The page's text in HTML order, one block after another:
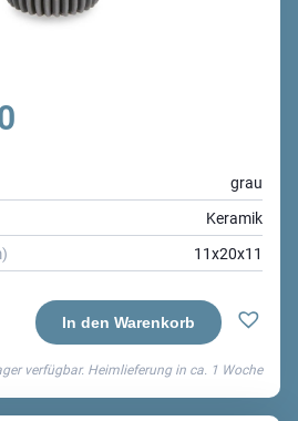
grau
Keramik
11x20x11
In den Warenkorb
verfügbar. Heimlieferung in ca. 1 Woche